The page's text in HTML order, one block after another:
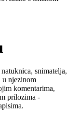
snimatelja,
u njezinom
komentarima,
prilozima -